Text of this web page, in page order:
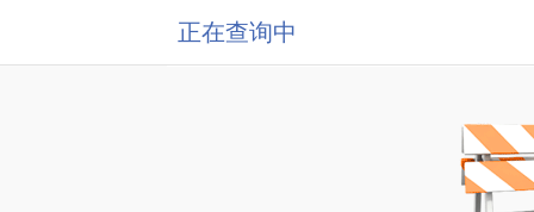
正在查询中